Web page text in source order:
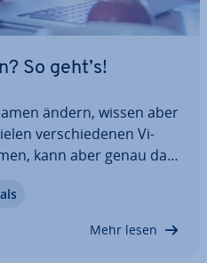
So geht’s!
ändern, wissen aber
ver­schie­de­nen Vi­
kann aber genau das
oder der
of­fi­zi­el­len Meetings…
Mehr lesen